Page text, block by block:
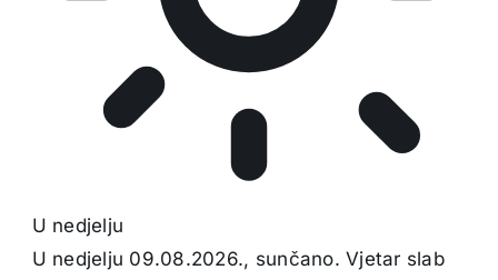
U nedjelju
U nedjelju 09.08.2026., sunčano. Vjetar slab